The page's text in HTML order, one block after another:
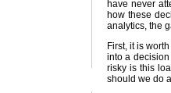
have never
how these
analytics, the
First, it is
into a
risky is this
should we do